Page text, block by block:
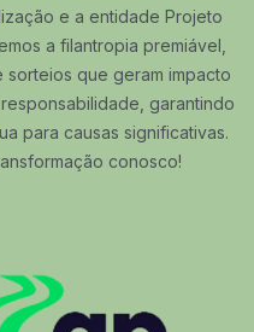
e a entidade Projeto
a filantropia premiável,
que geram impacto
garantindo
para causas significativas.
conosco!